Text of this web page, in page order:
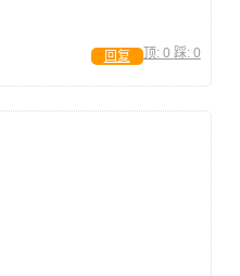
顶: 0 踩: 0
回复